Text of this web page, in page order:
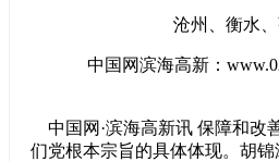
沧州、衡水
中国网滨海高新：
中国网·滨海高新讯 保障和改
们党根本宗旨的具体体现。胡